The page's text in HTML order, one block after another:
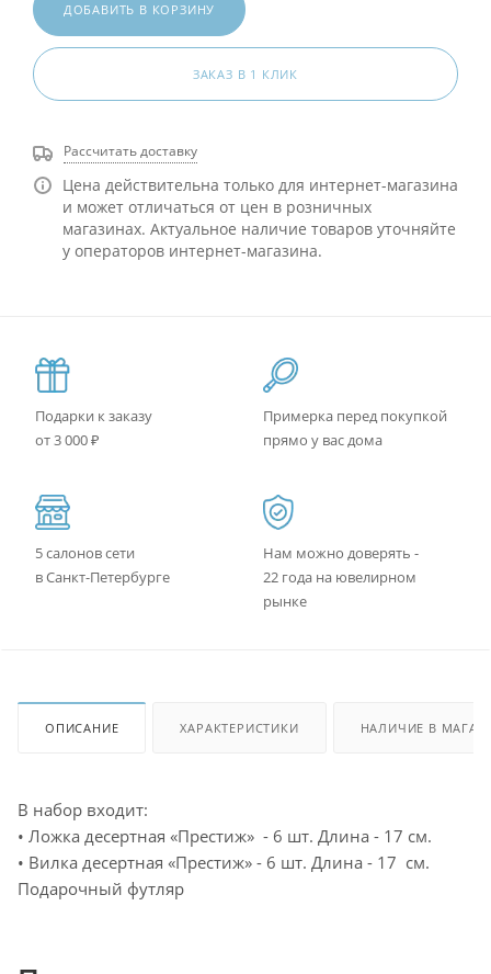
ДОБАВИТЬ В КОРЗИНУ
ЗАКАЗ В 1 КЛИК
Рассчитать доставку
Цена действительна только для интернет-магазина
и может отличаться от цен в розничных
магазинах. Актуальное наличие товаров уточняйте
у операторов интернет-магазина.
Подарки к заказу
от 3 000 ₽
Примерка перед покупкой
прямо у вас дома
5 салонов сети
в Санкт-Петербурге
Нам можно доверять -
22 года на ювелирном
рынке
ОПИСАНИЕ ХАРАКТЕРИСТИКИ НАЛИЧИЕ В
В набор входит:
• Ложка десертная «Престиж» - 6 шт. Длина - 17 см.
• Вилка десертная «Престиж» - 6 шт. Длина - 17 см.
Подарочный футляр